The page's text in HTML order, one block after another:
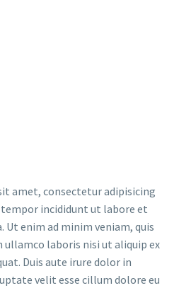
amet, consectetur adipisicing
incididunt ut labore et
Ut enim ad minim veniam, quis
laboris nisi ut aliquip ex
Duis aute irure dolor in
velit esse cillum dolore eu